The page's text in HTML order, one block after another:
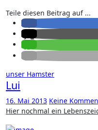
Teile diesen Beitrag auf ...
unser Hamster
Lui
16. Mai 2013 Keine
Hier nochmal ein